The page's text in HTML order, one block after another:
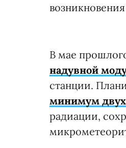
В мае
надувной
станции.
минимум
радиации,